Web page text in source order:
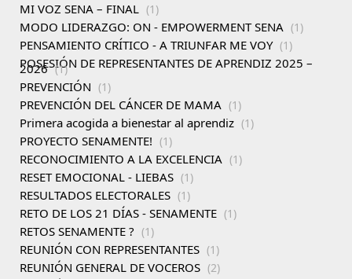
MI VOZ SENA – FINAL (1)
MODO LIDERAZGO: ON - EMPOWERMENT SENA (1)
PENSAMIENTO CRÍTICO - A TRIUNFAR ME VOY (1)
POSESIÓN DE REPRESENTANTES DE APRENDIZ 2025 –
2026 (1)
PREVENCIÓN (1)
PREVENCIÓN DEL CÁNCER DE MAMA (1)
Primera acogida a bienestar al aprendiz (1)
PROYECTO SENAMENTE! (1)
RECONOCIMIENTO A LA EXCELENCIA (1)
RESET EMOCIONAL - LIEBAS (1)
RESULTADOS ELECTORALES (1)
RETO DE LOS 21 DÍAS - SENAMENTE (1)
RETOS SENAMENTE ? (1)
REUNIÓN CON REPRESENTANTES (1)
REUNIÓN GENERAL DE VOCEROS (2)